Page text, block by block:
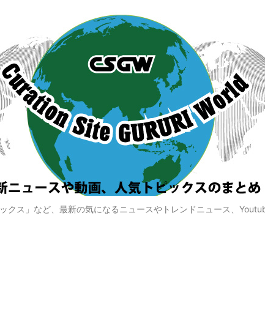
クス」など、最新の気になるニュースやトレンドニュース、